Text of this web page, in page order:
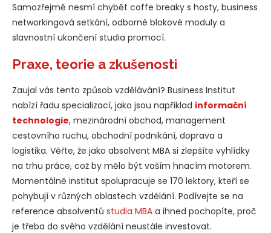
Samozřejmě nesmí chybět coffe breaky s hosty, business
networkingová setkání, odborné blokové moduly a
slavnostní ukončení studia promocí.
Praxe, teorie a zkušenosti
Zaujal vás tento způsob vzdělávání? Business Institut
nabízí řadu specializací, jako jsou například informační
technologie, mezinárodní obchod, management
cestovního ruchu, obchodní podnikání, doprava a
logistika. Věřte, že jako absolvent MBA si zlepšíte vyhlídky
na trhu práce, což by mělo být vaším hnacím motorem.
Momentálně institut spolupracuje se 170 lektory, kteří se
pohybují v různých oblastech vzdělání. Podívejte se na
reference absolventů studia MBA a ihned pochopíte, proč
je třeba do svého vzdělání neustále investovat.